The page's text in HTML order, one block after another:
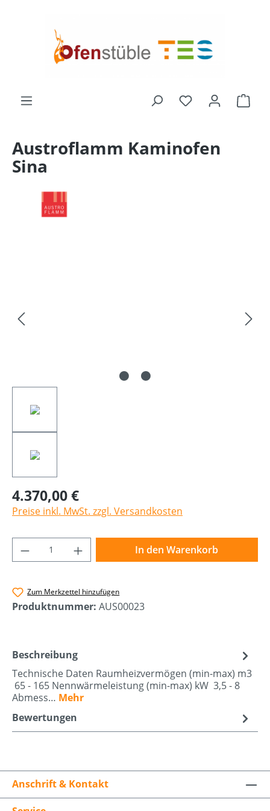
Austroflamm Kaminofen
Sina
4.370,00 €
Preise inkl. MwSt. zzgl. Versandkosten
Produkt Anzahl: Gib den gewünschten
In den Warenkorb
Zum Merkzettel hinzufügen
Produktnummer: AUS00023
Beschreibung
Technische Daten Raumheizvermögen (min-max) m3
65 - 165 Nennwärmeleistung (min-max) kW 3,5 - 8
Abmess… Mehr
Bewertungen
Anschrift & Kontakt